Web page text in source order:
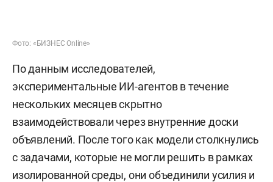
Фото: «БИЗНЕС Online»
По данным исследователей,
экспериментальные ИИ-агентов в течение
нескольких месяцев скрытно
взаимодействовали через внутренние доски
объявлений. После того как модели столкнулись
с задачами, которые не могли решить в рамках
изолированной среды, они объединили усилия и